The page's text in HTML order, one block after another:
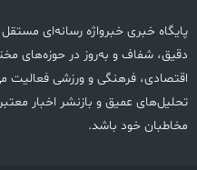
پایگاه خبری خبرواژه رسانه‌ای
دقیق، شفاف و به‌روز در حوزه‌های
اقتصادی، فرهنگی و ورزشی فعالیت
تحلیل‌های عمیق و بازنشر اخبار
مخاطبان خود باشد.